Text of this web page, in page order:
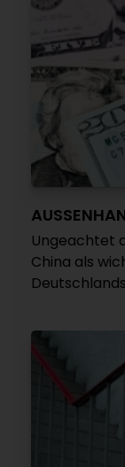
Ungeachtet
China als